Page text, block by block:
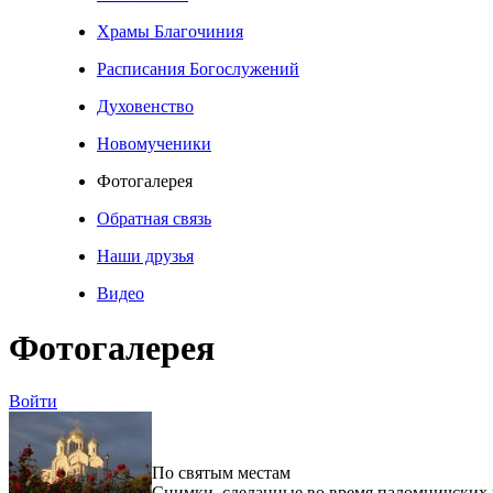
Храмы Благочиния
Расписания Богослужений
Духовенство
Новомученики
Фотогалерея
Обратная связь
Наши друзья
Видео
Фотогалерея
Войти
По святым местам